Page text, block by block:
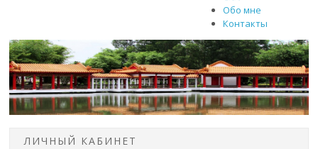
Обо мне
Контакты
ЛИЧНЫЙ КАБИНЕТ